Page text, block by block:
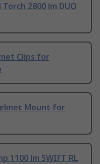
Torch 2800 lm DUO
Clips for
Mount for
1100 lm SWIFT RL